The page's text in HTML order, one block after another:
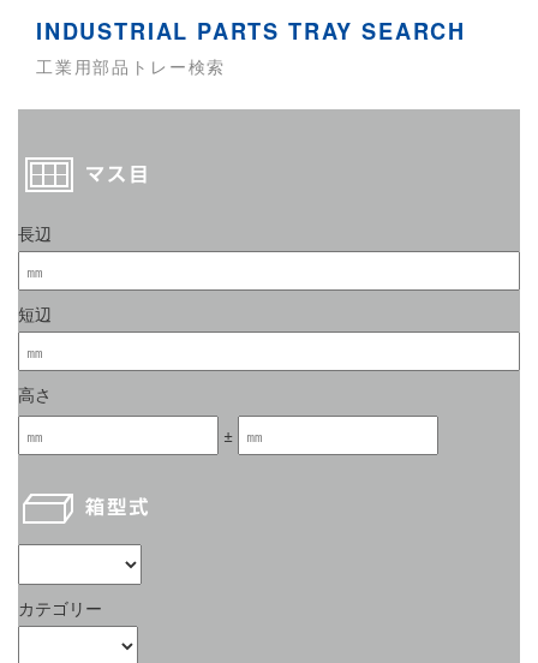
INDUSTRIAL PARTS TRAY SEARCH
工業用部品トレー検索
長辺
短辺
高さ
±
カテゴリー